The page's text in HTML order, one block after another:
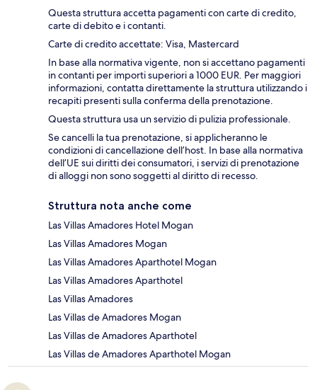
Questa struttura accetta pagamenti con carte di credito,
carte di debito e i contanti.
Carte di credito accettate: Visa, Mastercard
In base alla normativa vigente, non si accettano pagamenti
in contanti per importi superiori a 1000 EUR. Per maggiori
informazioni, contatta direttamente la struttura utilizzando i
recapiti presenti sulla conferma della prenotazione.
Questa struttura usa un servizio di pulizia professionale.
Se cancelli la tua prenotazione, si applicheranno le
condizioni di cancellazione dell’host. In base alla normativa
dell’UE sui diritti dei consumatori, i servizi di prenotazione
di alloggi non sono soggetti al diritto di recesso.
Struttura nota anche come
Las Villas Amadores Hotel Mogan
Las Villas Amadores Mogan
Las Villas Amadores Aparthotel Mogan
Las Villas Amadores Aparthotel
Las Villas Amadores
Las Villas de Amadores Mogan
Las Villas de Amadores Aparthotel
Las Villas de Amadores Aparthotel Mogan